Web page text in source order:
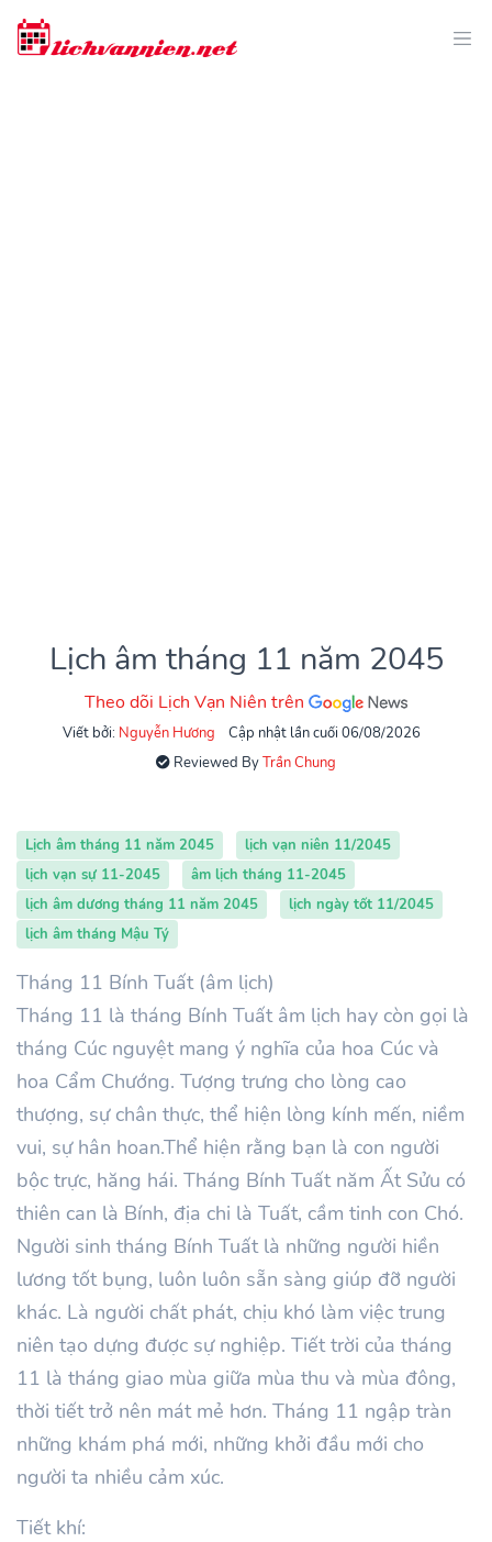
Lịch âm tháng 11 năm 2045
Theo dõi Lịch Vạn Niên trên
Viết bởi: Nguyễn Hương
Cập nhật lần cuối 06/08/2026
Reviewed ByTrần Chung
Lịch âm tháng 11 năm 2045
lịch vạn niên 11/2045
lịch vạn sự 11-2045
âm lịch tháng 11-2045
lịch âm dương tháng 11 năm 2045
lịch ngày tốt 11/2045
lịch âm tháng Mậu Tý
Tháng 11 Bính Tuất (âm lịch)
Tháng 11 là tháng Bính Tuất âm lịch hay còn gọi là
tháng Cúc nguyệt mang ý nghĩa của hoa Cúc và
hoa Cẩm Chướng. Tượng trưng cho lòng cao
thượng, sự chân thực, thể hiện lòng kính mến, niềm
vui, sự hân hoan.Thể hiện rằng bạn là con người
bộc trực, hăng hái. Tháng Bính Tuất năm Ất Sửu có
thiên can là Bính, địa chi là Tuất, cầm tinh con Chó.
Người sinh tháng Bính Tuất là những người hiền
lương tốt bụng, luôn luôn sẵn sàng giúp đỡ người
khác. Là người chất phát, chịu khó làm việc trung
niên tạo dựng được sự nghiệp. Tiết trời của tháng
11 là tháng giao mùa giữa mùa thu và mùa đông,
thời tiết trở nên mát mẻ hơn. Tháng 11 ngập tràn
những khám phá mới, những khởi đầu mới cho
người ta nhiều cảm xúc.
Tiết khí: